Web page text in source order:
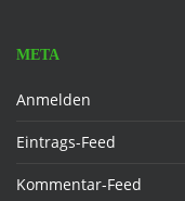
META
Anmelden
Eintrags-Feed
Kommentar-Feed